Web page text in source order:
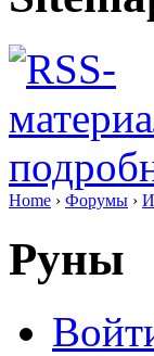
Home › Форумы ›
Руны